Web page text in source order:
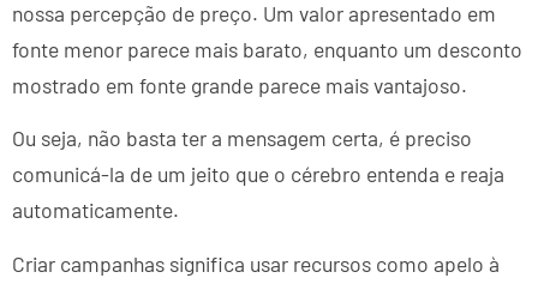
nossa percepção de preço. Um valor apresentado em
fonte menor parece mais barato, enquanto um desconto
mostrado em fonte grande parece mais vantajoso.
Ou seja, não basta ter a mensagem certa, é preciso
comunicá-la de um jeito que o cérebro entenda e reaja
automaticamente.
Criar campanhas significa usar recursos como apelo à